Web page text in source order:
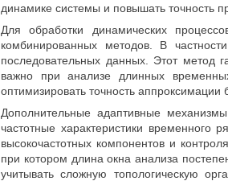
динамике системы и повышать точность
Для обработки динамических
комбинированных методов. В
последовательных данных. Этот метод
важно при анализе длинных
оптимизировать точность аппроксимации
Дополнительные адаптивные
частотные характеристики временного
высокочастотных компонентов и
при котором длина окна анализа
учитывать сложную топологическую